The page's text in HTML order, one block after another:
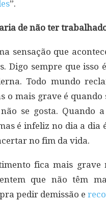
”.
de não ter
sensação que
Digo sempre que isso
Todo mundo
o mais grave é
se gosta. Quando
é infeliz no dia a dia
no fim da vida.
fica mais
que não têm
pedir demissão e